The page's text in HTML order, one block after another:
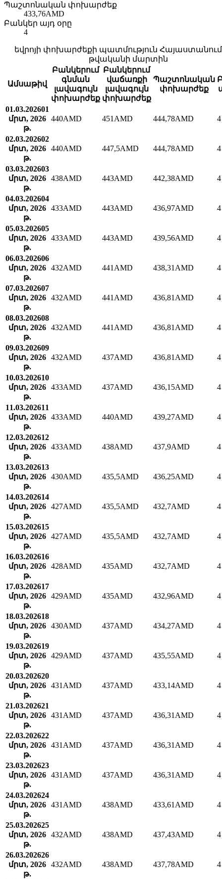
Պաշտոնական փոխարժեք
433,76AMD
Բանկեր այդ օրը
4
եվրոյի փոխարժեքի պատմություն Հայաստանում՝
թվականի մարտին
Ամսաթիվ
Բանկերում
գնման
լավագույն
փոխարժեք
Բանկերում
վաճառքի
լավագույն
փոխարժեք
Պաշտոնական
փոխարժեք
01.03.202601
մրտ, 2026
թ.
440AMD 451 AMD 444,78AMD 4
02.03.202602
մրտ, 2026
թ.
440AMD 447,5AMD 444,78AMD 4
03.03.202603
մրտ, 2026
թ.
438AMD 443AMD 442,38AMD 4
04.03.202604
մրտ, 2026
թ.
433AMD 443AMD 436,97AMD 4
05.03.202605
մրտ, 2026
թ.
433AMD 443AMD 439,56AMD 4
06.03.202606
մրտ, 2026
թ.
432AMD 441 AMD 438,31 AMD 4
07.03.202607
մրտ, 2026
թ.
432AMD 441 AMD 436,81 AMD 4
08.03.202608
մրտ, 2026
թ.
432AMD 441 AMD 436,81 AMD 4
09.03.202609
մրտ, 2026
թ.
432AMD 437AMD 436,81 AMD 4
10.03.202610
մրտ, 2026
թ.
433AMD 437AMD 436,15AMD 4
11.03.202611
մրտ, 2026
թ.
433AMD 440AMD 439,27AMD 4
12.03.202612
մրտ, 2026
թ.
433AMD 438AMD 437,9AMD 4
13.03.202613
մրտ, 2026
թ.
430AMD 435,5AMD 436,25AMD 4
14.03.202614
մրտ, 2026
թ.
427AMD 435,5AMD 432,7AMD 4
15.03.202615
մրտ, 2026
թ.
427AMD 435,5AMD 432,7AMD 4
16.03.202616
մրտ, 2026
թ.
428AMD 435AMD 432,7AMD 4
17.03.202617
մրտ, 2026
թ.
429AMD 435AMD 432,96AMD 4
18.03.202618
մրտ, 2026
թ.
430AMD 437AMD 434,27AMD 4
19.03.202619
մրտ, 2026
թ.
429AMD 437AMD 435,55AMD 4
20.03.202620
մրտ, 2026
թ.
431 AMD 437AMD 433,14AMD 4
21.03.202621
մրտ, 2026
թ.
431 AMD 437AMD 436,31 AMD 4
22.03.202622
մրտ, 2026
թ.
431 AMD 437AMD 436,31 AMD 4
23.03.202623
մրտ, 2026
թ.
431 AMD 437AMD 436,31 AMD 4
24.03.202624
մրտ, 2026
թ.
431 AMD 438AMD 433,61 AMD 4
25.03.202625
մրտ, 2026
թ.
432AMD 438AMD 437,43AMD 4
26.03.202626
մրտ, 2026
թ.
432AMD 438AMD 437,78AMD 4